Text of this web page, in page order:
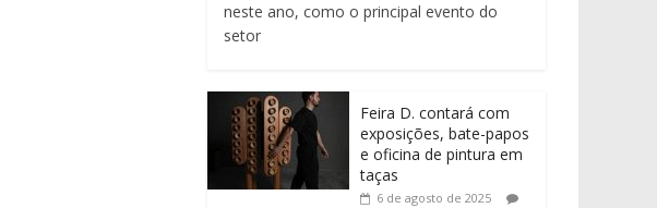
neste ano, como o principal evento do
setor
Feira D. contará com
exposições, bate-papos
e oficina de pintura em
taças
6 de agosto de 2025